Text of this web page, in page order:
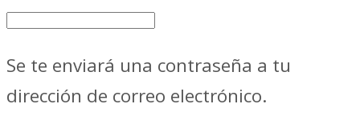
Se te enviará una contraseña a tu
dirección de correo electrónico.